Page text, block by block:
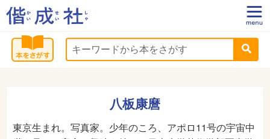
八板康麿
東京生まれ。写真家。少年のころ、アポロ11号の宇宙中